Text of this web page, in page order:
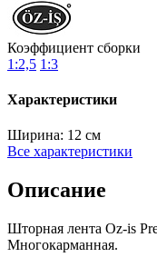
Коэффициент сборки
1:2,5 1:3
Характеристики
Ширина: 12 см
Все характеристики
Описание
Шторная лента Oz-is
Многокарманная.